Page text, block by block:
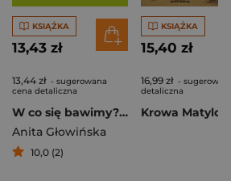
KSIĄŻKA
13,43 zł
13,44 zł - sugerowana
cena detaliczna
W co się bawimy? Kicia Kocia i Nunuś
Anita Głowińska
10,0 (2)
KSIĄŻKA
15,40 zł
16,99 zł -
detaliczna